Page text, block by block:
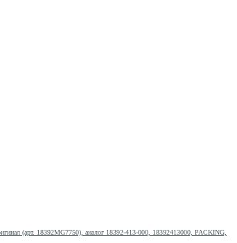
(арт. 18392MG7750), аналог 18392-413-000, 18392413000, PACKING,